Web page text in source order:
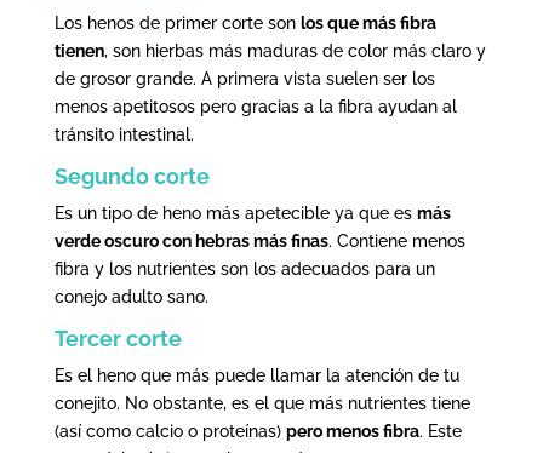
Los henos de primer corte son los que más fibra
tienen, son hierbas más maduras de color más claro y
de grosor grande. A primera vista suelen ser los
menos apetitosos pero gracias a la fibra ayudan al
tránsito intestinal.
Segundo corte
Es un tipo de heno más apetecible ya que es más
verde oscuro con hebras más finas. Contiene menos
fibra y los nutrientes son los adecuados para un
conejo adulto sano.
Tercer corte
Es el heno que más puede llamar la atención de tu
conejito. No obstante, es el que más nutrientes tiene
(así como calcio o proteínas) pero menos fibra. Este